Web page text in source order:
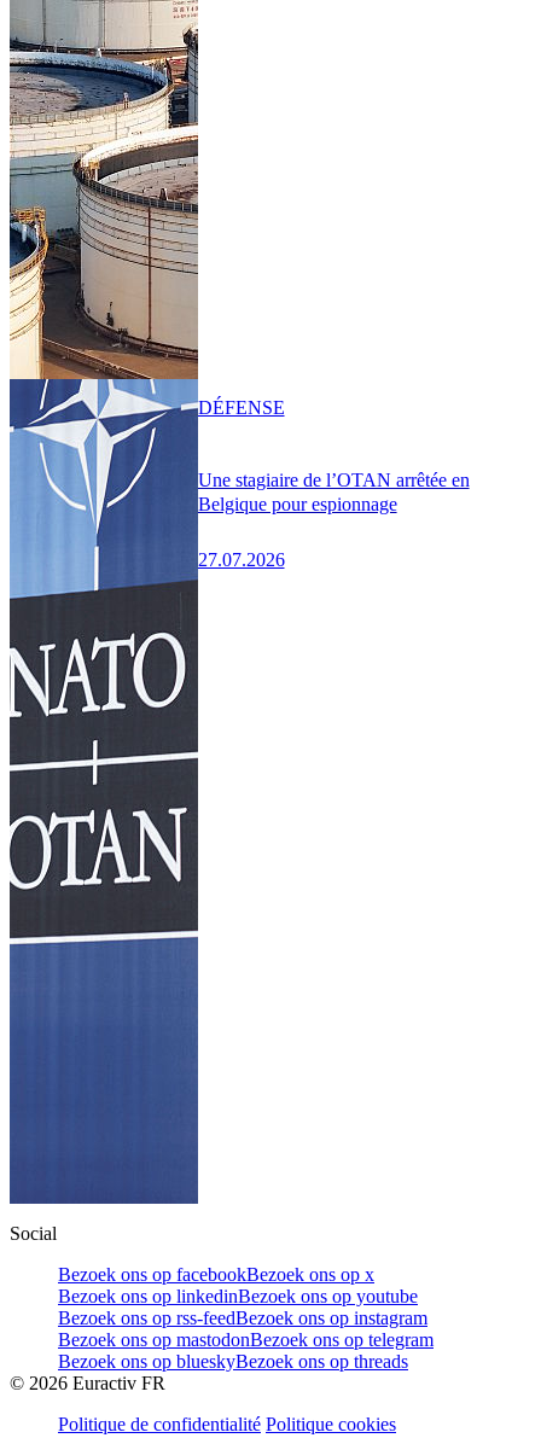
Une stagiaire de l’OTAN arrêtée en
Belgique pour espionnage
27.07.2026
DÉFENSE
Social
Bezoek ons op facebookBezoek ons op x
Bezoek ons op linkedinBezoek ons op youtube
Bezoek ons op rss-feedBezoek ons op instagram
Bezoek ons op mastodonBezoek ons op telegram
Bezoek ons op blueskyBezoek ons op threads
© 2026 Euractiv FR
Politique de confidentialité Politique cookies